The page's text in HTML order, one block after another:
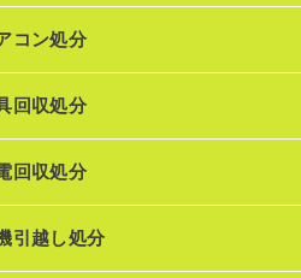
コン処分
回収処分
回収処分
引越し処分